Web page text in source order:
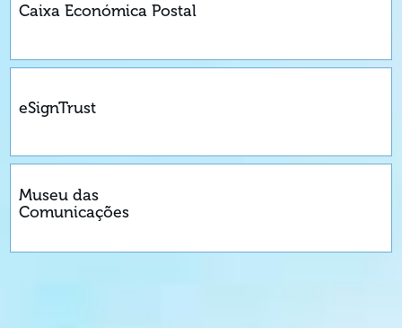
Caixa Económica Postal
eSignTrust
Museu das
Comunicações